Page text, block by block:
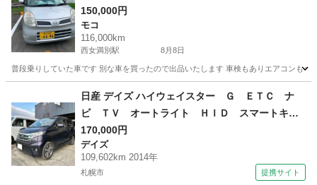
150,000円
モコ
116,000km
西女満別駅 8月8日
普段乗りしていた車です 別な車を買ったので出品いたします 車検もありエアコンも
西女満別駅 モコ
日産 デイズ ハイウェイスター Ｇ ＥＴＣ ナ
ビ ＴＶ オートライト ＨＩＤ スマートキ
ー アイドリングストップ 電動格納ミラー ベ
ンチシート ＣＶＴ 盗難防止システム ＡＢ
Ｓ ミュージックプレイヤー接続可 アルミホイ
170,000円
デイズ
109,602km 2014年
札幌市 提携サイト